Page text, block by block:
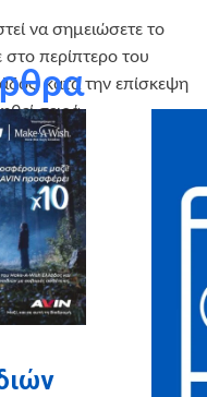
να σημειώσετε το
περίπτερο του
κατά την επίσκεψη
σειρά